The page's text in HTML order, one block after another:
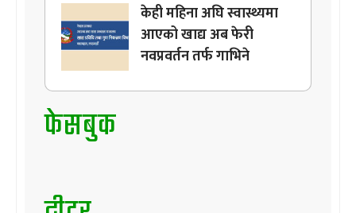
केही महिना अघि स्वास्थ्यमा
आएको खाद्य अब फेरी
नवप्रवर्तन तर्फ गाभिने
फेसबुक